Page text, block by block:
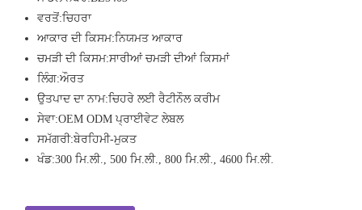
ਵਰਤੋਂ:ਚਿਹਰਾ
ਆਕਾਰ ਦੀ ਕਿਸਮ:ਨਿਯਮਤ ਆਕਾਰ
ਚਮੜੀ ਦੀ ਕਿਸਮ:ਸਾਰੀਆਂ ਚਮੜੀ ਦੀਆਂ ਕਿਸਮਾਂ
ਲਿੰਗ:ਔਰਤ
ਉਤਪਾਦ ਦਾ ਨਾਮ:ਚਿਹਰੇ ਲਈ ਰੈਟੀਨੌਲ ਕਰੀਮ
ਸੇਵਾ:OEM ODM ਪ੍ਰਾਈਵੇਟ ਲੇਬਲ
ਸਮੱਗਰੀ:ਬੇਰਹਿਮੀ-ਮੁਕਤ
ਖੰਡ:300 ਮਿ.ਲੀ., 500 ਮਿ.ਲੀ., 800 ਮਿ.ਲੀ., 4600 ਮਿ.ਲੀ.